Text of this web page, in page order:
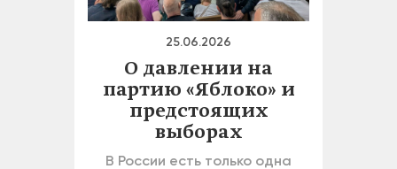
25.06.2026
О давлении на
партию «Яблоко» и
предстоящих
выборах
В России есть только одна